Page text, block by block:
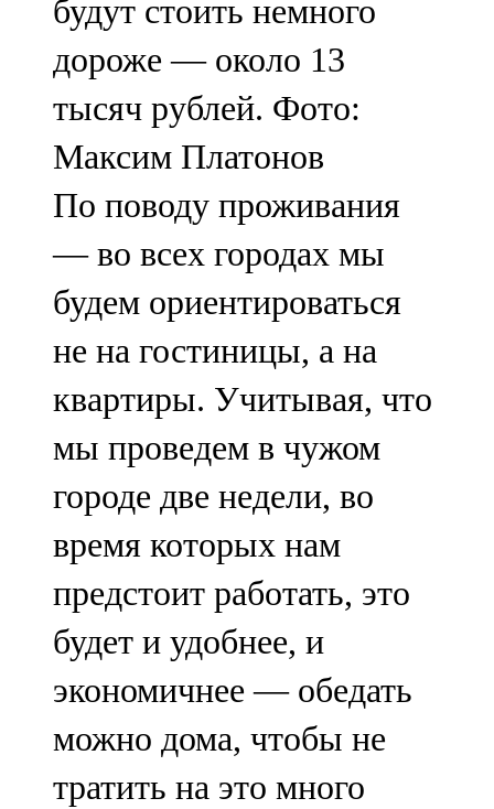
будут стоить немного
дороже — около 13
тысяч рублей. Фото:
Максим Платонов
По поводу проживания
— во всех городах мы
будем ориентироваться
не на гостиницы, а на
квартиры. Учитывая, что
мы проведем в чужом
городе две недели, во
время которых нам
предстоит работать, это
будет и удобнее, и
экономичнее — обедать
можно дома, чтобы не
тратить на это много